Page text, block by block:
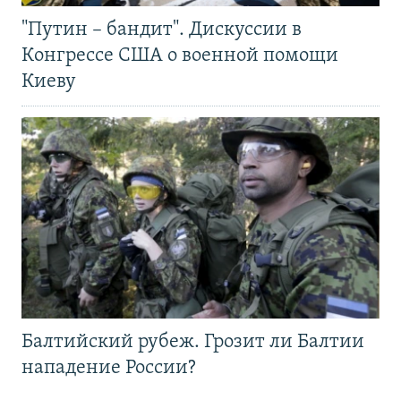
"Путин – бандит". Дискуссии в
Конгрессе США о военной помощи
Киеву
Балтийский рубеж. Грозит ли Балтии
нападение России?